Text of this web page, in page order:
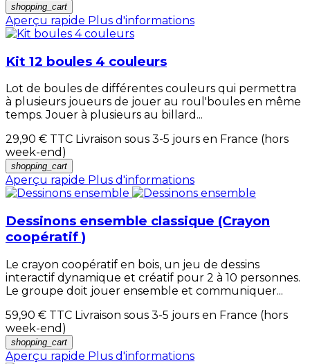
shopping_cart
Aperçu rapide Plus d'informations
Kit 12 boules 4 couleurs
Lot de boules de différentes couleurs qui permettra
à plusieurs joueurs de jouer au roul'boules en même
temps. Jouer à plusieurs au billard...
29,90 € TTC Livraison sous 3-5 jours en France (hors
week-end)
shopping_cart
Aperçu rapide Plus d'informations
Dessinons ensemble classique (Crayon
coopératif )
Le crayon coopératif en bois, un jeu de dessins
interactif dynamique et créatif pour 2 à 10 personnes.
Le groupe doit jouer ensemble et communiquer...
59,90 € TTC Livraison sous 3-5 jours en France (hors
week-end)
shopping_cart
Aperçu rapide Plus d'informations